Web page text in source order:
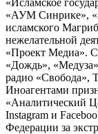
«Исламское
«АУМ Синрике»,
исламского
нежелательной
«Проект Медиа».
«Дождь»,
радио «Свобода»,
Иноагентами
«Аналитический
Instagram и
Федерации за